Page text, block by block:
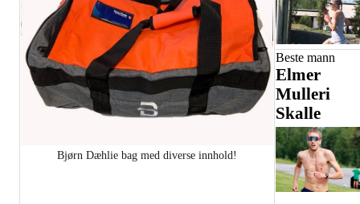
Bjørn Dæhlie bag med diverse innhold!
Beste mann
Elmer
Mulleri
Skalle